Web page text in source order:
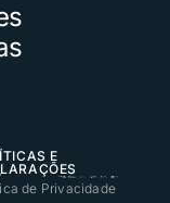
E
de Privacidade